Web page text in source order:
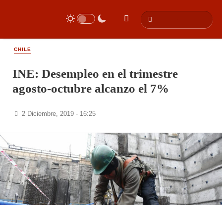
CHILE
INE: Desempleo en el trimestre
agosto-octubre alcanzo el 7%
2 Diciembre, 2019 - 16:25